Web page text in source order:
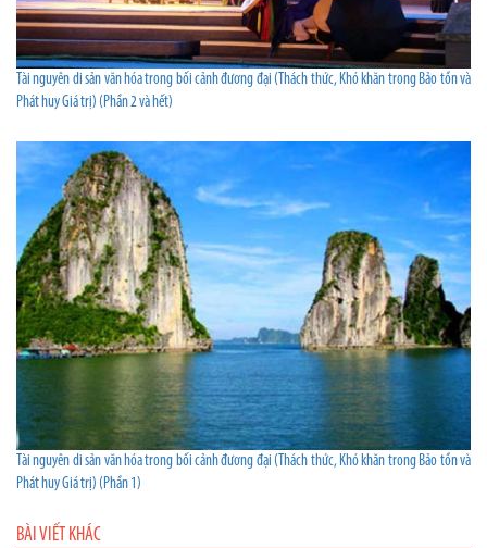
Tài nguyên di sản văn hóa trong bối cảnh đương đại (Thách thức, Khó khăn trong Bảo tồn và
Phát huy Giá trị) (Phần 2 và hết)
Tài nguyên di sản văn hóa trong bối cảnh đương đại (Thách thức, Khó khăn trong Bảo tồn và
Phát huy Giá trị) (Phần 1)
BÀI VIẾT KHÁC